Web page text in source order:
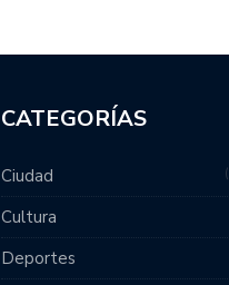
CATEGORÍAS
Ciudad
Cultura
Deportes